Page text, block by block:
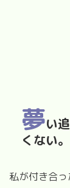
夢い
くない。
私が付き合